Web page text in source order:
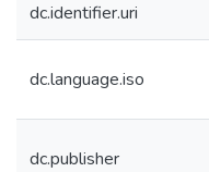
dc.identifier.uri
dc.language.iso
dc.publisher